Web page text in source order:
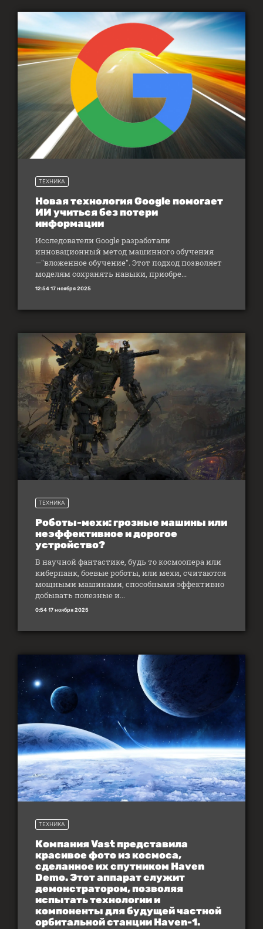
ТЕХНИКА
Новая технология Google помогает
ИИ учиться без потери
информации
Исследователи Google разработали
инновационный метод машинного обучения
—"вложенное обучение". Этот подход позволяет
моделям сохранять навыки, приобре...
12:54 17 ноября 2025
ТЕХНИКА
Роботы-мехи: грозные машины или
неэффективное и дорогое
устройство?
В научной фантастике, будь то космоопера или
киберпанк, боевые роботы, или мехи, считаются
мощными машинами, способными эффективно
добывать полезные и...
0:54 17 ноября 2025
ТЕХНИКА
Компания Vast представила
красивое фото из космоса,
сделанное их спутником Haven
Demo. Этот аппарат служит
демонстратором, позволяя
испытать технологии и
компоненты для будущей частной
орбитальной станции Haven-1.